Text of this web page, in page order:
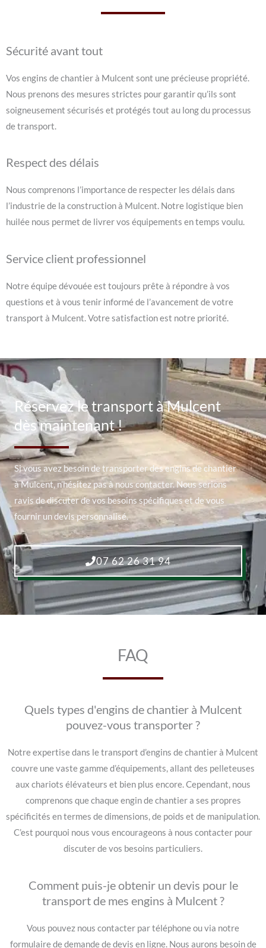
Sécurité avant tout
Vos engins de chantier à Mulcent sont une précieuse propriété.
Nous prenons des mesures strictes pour garantir qu’ils sont
soigneusement sécurisés et protégés tout au long du processus
de transport.
Respect des délais
Nous comprenons l’importance de respecter les délais dans
l’industrie de la construction à Mulcent. Notre logistique bien
huilée nous permet de livrer vos équipements en temps voulu.
Service client professionnel
Notre équipe dévouée est toujours prête à répondre à vos
questions et à vous tenir informé de l’avancement de votre
transport à Mulcent. Votre satisfaction est notre priorité.
Réservez le transport à Mulcent
dès maintenant !
Si vous avez besoin de transporter des engins de chantier
à Mulcent, n’hésitez pas à nous contacter. Nous serions
ravis de discuter de vos besoins spécifiques et de vous
fournir un devis personnalisé.
07 62 26 31 94
FAQ
Quels types d'engins de chantier à Mulcent
pouvez-vous transporter ?
Notre expertise dans le transport d’engins de chantier à Mulcent
couvre une vaste gamme d’équipements, allant des pelleteuses
aux chariots élévateurs et bien plus encore. Cependant, nous
comprenons que chaque engin de chantier a ses propres
spécificités en termes de dimensions, de poids et de manipulation.
C’est pourquoi nous vous encourageons à nous contacter pour
discuter de vos besoins particuliers.
Comment puis-je obtenir un devis pour le
transport de mes engins à Mulcent ?
Vous pouvez nous contacter par téléphone ou via notre
formulaire de demande de devis en ligne. Nous aurons besoin de